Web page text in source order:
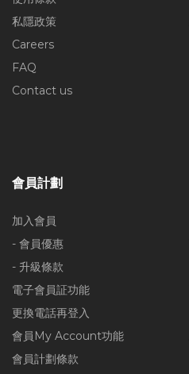
私隱政策
Careers
FAQ
Contact us
會員計劃
加入會員
- 會員優惠
- 升級條款
電子會員証功能
更換電話再登入
會員My Account功能
會員計劃條款